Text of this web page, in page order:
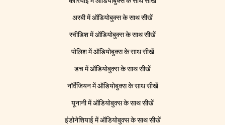
अरबी में ऑडियोबुक्स के साथ सीखें
स्वीडिश में ऑडियोबुक्स के साथ सीखें
पोलिश में ऑडियोबुक्स के साथ सीखें
डच में ऑडियोबुक्स के साथ सीखें
नॉर्वेजियन में ऑडियोबुक्स के साथ सीखें
यूनानी में ऑडियोबुक्स के साथ सीखें
इंडोनेशियाई में ऑडियोबुक्स के साथ सीखें